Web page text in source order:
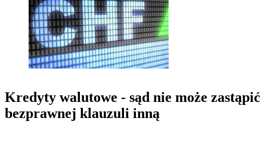
Kredyty walutowe - sąd nie może zastąpić
bezprawnej klauzuli inną